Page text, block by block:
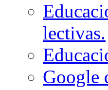
lectivas.
Google